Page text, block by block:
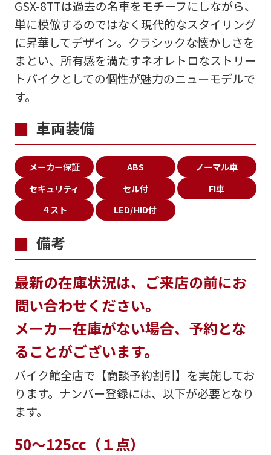
GSX-8TTは過去の名車をモチーフにしながら、
単に模倣するのではなく現代的なスタイリング
に昇華してデザイン。クラシックな懐かしさを
まとい、所有感を満たすネオレトロなストリー
トバイクとしての個性が魅力のニューモデルで
す。
車両装備
メーカー保証 ABS
ノーマル車
セキュリティ
セル付
FI車
４スト
LED/HID付
備考
最新の在庫状況は、ご来店の前にお
問い合わせください。
メーカー在庫がない場合、予約とな
ることがございます。
バイク館全店で【商談予約割引】を実施してお
ります。ナンバー登録には、以下が必要となり
ます。
50～125cc（１点）
バイク館ではお乗り出しまでに必要
概算のお支払総額を表示しており
ます。
「お問い合わせ・来店予約」ボタンより
お客様のご希望に沿ったお見積もりを作
成することも可能です！
是非、「お問い合わせ・来店予約」ボタ
ンよりお気軽にご依頼ください。